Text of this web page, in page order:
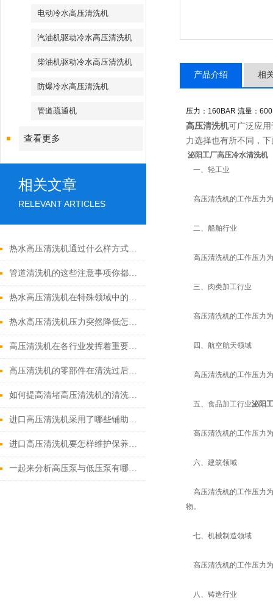
电动冷水高压清洗机
汽油机驱动冷水高压清洗机
柴油机驱动冷水高压清洗机
防爆冷水高压清洗机
管道疏通机
查看更多
相关文章
RELEVANT ARTICLES
热水高压清洗机通过什么样方式来实现增压呢
管道清洗机的这些注意事项你都落实到位了吗
热水高压清洗机在特殊领域中的应用
热水高压清洗机压力突然降低怎么回事
高压清洗机在各行业发挥着重要的作用
高压清洗机的零部件在清洗过后还需要注意什么
如何提高清堵高压清洗机的清洗效果？
进口高压清洗机采用了哪些铺助系统
进口高压清洗机要怎样维护保养才算合理呢
一起来分析高压泵与低压泵有哪些不同表现
产品介绍 相
压力：160BAR 流量：
高压清洗机可广泛应
力选择也有所不同，
泌阳工厂高压冷水清洗机
一、轻工业
高压清洗机的工作压力
二、船舶行业
高压清洗机的工作压力
三、肉类加工行业
高压清洗机的工作压力
四、航空航天领域
高压清洗机的工作压力
五、食品加工行业泌阳
高压清洗机的工作压力
六、建筑领域
高压清洗机的工作压力
物。
七、机械制造领域
高压清洗机的工作压力
八、铸造行业